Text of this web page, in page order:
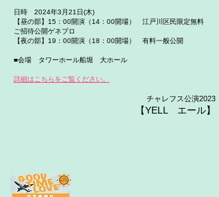
日時 2024年3月21日(木)
【昼の部】15：00開演（14：00開場） 江戸川区民限定無料
ご招待公開ゲネプロ
【夜の部】19：00開演（18：00開場） 有料一般公開
■会場 タワーホール船堀 大ホール
詳細はこちらをご覧ください。
​チャレフス公演2023
【YELL エール】